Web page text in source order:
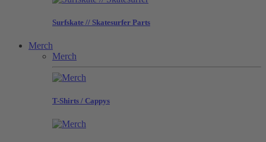
Surfskate // Skatesurfer Parts
Merch
Merch
T-Shirts / Cappys